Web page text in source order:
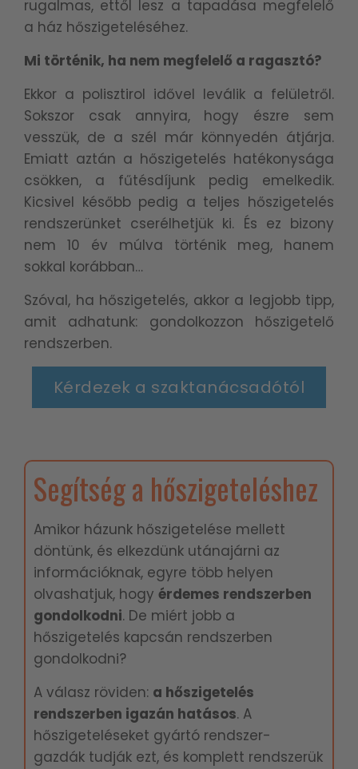
rugalmas, ettől lesz a tapadása megfelelő
a ház hőszigeteléséhez.
Mi történik, ha nem megfelelő a ragasztó?
Ekkor a polisztirol idővel leválik a felületről.
Sokszor csak annyira, hogy észre sem
vesszük, de a szél már könnyedén átjárja.
Emiatt aztán a hőszigetelés hatékonysága
csökken, a fűtésdíjunk pedig emelkedik.
Kicsivel később pedig a teljes hőszigetelés
rendszerünket cserélhetjük ki. És ez bizony
nem 10 év múlva történik meg, hanem
sokkal korábban…
Szóval, ha hőszigetelés, akkor a legjobb tipp,
amit adhatunk: gondolkozzon hőszigetelő
rendszerben.
Kérdezek a szaktanácsadótól
Segítség a hőszigeteléshez
Amikor házunk hőszigetelése mellett
döntünk, és elkezdünk utánajárni az
információknak, egyre több helyen
olvashatjuk, hogy érdemes rendszerben
gondolkodni. De miért jobb a
hőszigetelés kapcsán rendszerben
gondolkodni?
A válasz röviden: a hőszigetelés
rendszerben igazán hatásos. A
hőszigeteléseket gyártó rendszer-
gazdák tudják ezt, és komplett rendszerük